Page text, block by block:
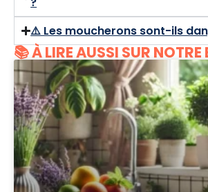
⚠️ Les moucherons sont-ils
📚 À LIRE AUSSI SUR NOTRE